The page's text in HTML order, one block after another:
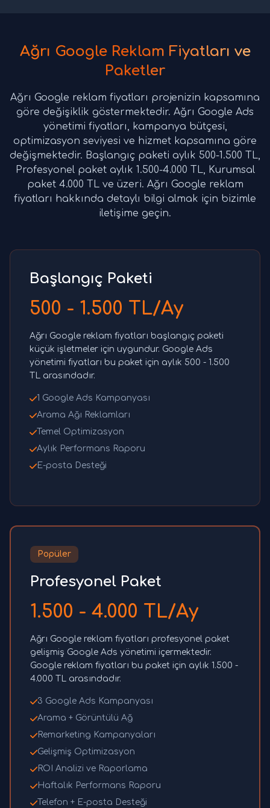
Ağrı Google Reklam Fiyatları ve
Paketler
Ağrı Google reklam fiyatları projenizin kapsamına
göre değişiklik göstermektedir. Ağrı Google Ads
yönetimi fiyatları, kampanya bütçesi,
optimizasyon seviyesi ve hizmet kapsamına göre
değişmektedir. Başlangıç paketi aylık 500-1.500 TL,
Profesyonel paket aylık 1.500-4.000 TL, Kurumsal
paket 4.000 TL ve üzeri. Ağrı Google reklam
fiyatları hakkında detaylı bilgi almak için bizimle
iletişime geçin.
Başlangıç Paketi
500 - 1.500 TL/Ay
Ağrı Google reklam fiyatları başlangıç paketi
küçük işletmeler için uygundur. Google Ads
yönetimi fiyatları bu paket için aylık 500 - 1.500
TL arasındadır.
1 Google Ads Kampanyası
Arama Ağı Reklamları
Temel Optimizasyon
Aylık Performans Raporu
E-posta Desteği
Popüler
Profesyonel Paket
1.500 - 4.000 TL/Ay
Ağrı Google reklam fiyatları profesyonel paket
gelişmiş Google Ads yönetimi içermektedir.
Google reklam fiyatları bu paket için aylık 1.500 -
4.000 TL arasındadır.
3 Google Ads Kampanyası
Arama + Görüntülü Ağ
Remarketing Kampanyaları
Gelişmiş Optimizasyon
ROI Analizi ve Raporlama
Haftalık Performans Raporu
Telefon + E-posta Desteği